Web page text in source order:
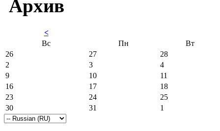
Архив
<
Вс
Пн
Вт
26
27
28
2
3
4
9
10
11
16
17
18
23
24
25
30
31 1